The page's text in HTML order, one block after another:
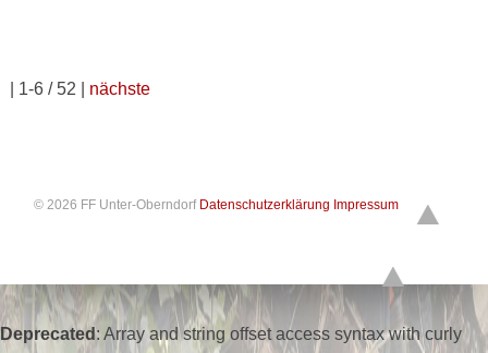
| 1-6 / 52 | nächste
© 2026 FF Unter-Oberndorf Datenschutzerklärung Impressum
Deprecated: Array and string offset access syntax with curly